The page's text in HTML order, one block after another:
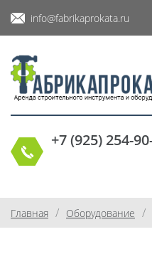
info@fabrikaprokata.ru
+7 (925) 254-
Главная / Оборудование /